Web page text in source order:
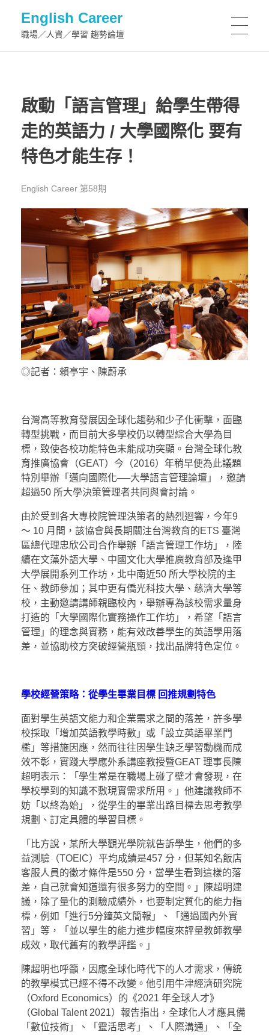
English Career
職場／人資／學習 趨勢論壇
啟動「語言管理」給學生帶得
走的英語力 / 大學國際化 要有
特色才能生存！
English Career 第58期
◎記者：賴亭宇、陳蔚承
台灣高等教育發展因全球化趨勢和少子化衝擊，面臨
轉型挑戰，而目前大多學校仍以轉型綜合大學為目
標，致使各校功能特色未能成功突顯。台灣全球化教
育推廣協會（GEAT）今（2016）年稍早便為此議題
特別舉辦「邁向國際化──大學語言管理論壇」，邀請
超過50 所大學決策管理者共同與會討論。
由於受到各大專校院管理決策者的熱烈迴響，今年9
～ 10 月間，該協會與長期關注台灣教育的ETS 臺灣
區總代理忠欣公司合作舉辦「語言管理工作坊」，陸
續在文藻外語大學、中國文化大學推廣教育部及逢甲
大學展開系列工作坊，北中南近50 所大學校院的主
任、教師參加；其中更有僑光科技大學、慈濟大學等
校，主動邀請講師親臨校內，舉辦專為該校需求量身
打造的「大學國際化實務操作工作坊」，希望「語言
管理」的理念與實務，能有效改善學生的英語學用落
差，並協助校方突破經營瓶頸，找出品牌特色定位。
學校經營策略：從學生畢業目標 回推規劃特色
面對學生英語文能力和企業需求之間的落差，許多學
校採取「增加英語教學時數」或「設立英語畢業門
檻」等措施因應，然而往往因學生缺乏學習動機而成
效不彰，實踐大學應外系講座教授暨GEAT 理事長陳
超明表示：「學生常是在職場上碰了壁才會發現，在
學校學到的知識不敷現實需求所用。」他建議教師不
妨「以終為始」，從學生的畢業出路目標去思考教學
規劃、訂定具體的學習目標。
「比方說，某所大學觀光學院就告訴學生，他們的多
益測驗（TOEIC）平均成績是457 分，但某知名飯店
客服人員的徵才條件是550 分，當學生看到這樣的落
差，自己就會知道還有很多努力的空間。」陳超明建
議，除了量化的測驗成績外，也要制定質化的能力指
標，例如「進行5分鐘英文簡報」、「通過國內外實
習」等，「並以學生的能力進步幅度來評量教師教學
成效，取代舊有的教學評鑑。」
陳超明也呼籲，因應全球化時代下的人才需求，傳統
的教學模式已經不得不改變。他引用牛津經濟研究院
（Oxford Economics）的《2021 年全球人才》
（Global Talent 2021）報告指出，全球化人才應具備
「數位技術」、「靈活思考」、「人際溝通」、「全